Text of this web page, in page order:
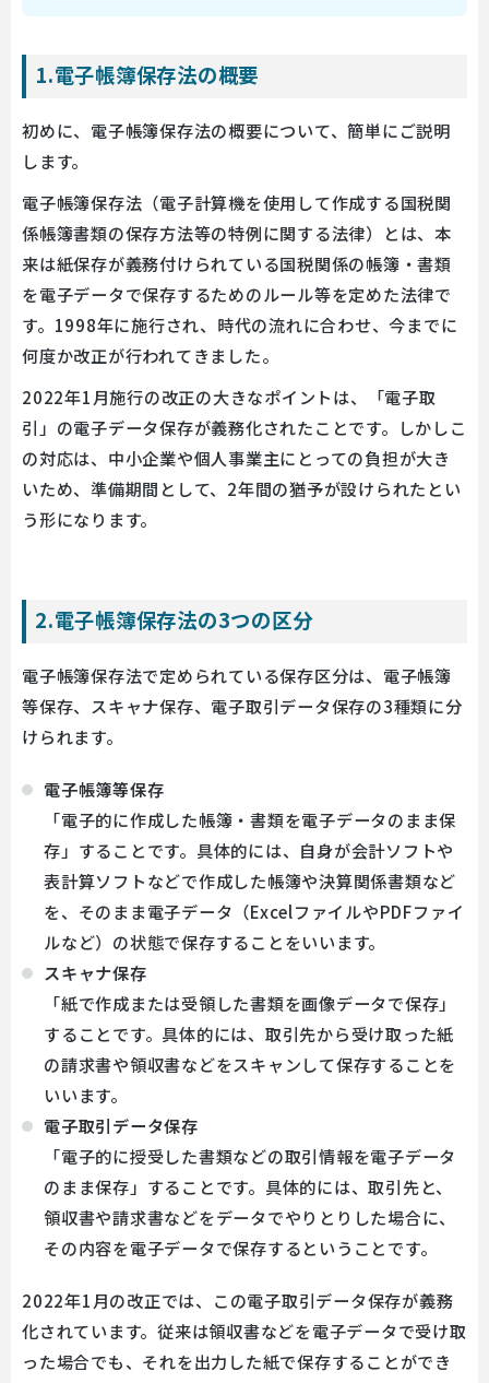
1.電子帳簿保存法の概要
初めに、電子帳簿保存法の概要について、簡単にご説明
します。
電子帳簿保存法（電子計算機を使用して作成する国税関
係帳簿書類の保存方法等の特例に関する法律）とは、本
来は紙保存が義務付けられている国税関係の帳簿・書類
を電子データで保存するためのルール等を定めた法律で
す。1998年に施行され、時代の流れに合わせ、今までに
何度か改正が行われてきました。
2022年1月施行の改正の大きなポイントは、「電子取
引」の電子データ保存が義務化されたことです。しかしこ
の対応は、中小企業や個人事業主にとっての負担が大き
いため、準備期間として、2年間の猶予が設けられたとい
う形になります。
2.電子帳簿保存法の3つの区分
電子帳簿保存法で定められている保存区分は、電子帳簿
等保存、スキャナ保存、電子取引データ保存の3種類に分
けられます。
電子帳簿等保存
「電子的に作成した帳簿・書類を電子データのまま保
存」することです。具体的には、自身が会計ソフトや
表計算ソフトなどで作成した帳簿や決算関係書類など
を、そのまま電子データ（ExcelファイルやPDFファイ
ルなど）の状態で保存することをいいます。
スキャナ保存
「紙で作成または受領した書類を画像データで保存」
することです。具体的には、取引先から受け取った紙
の請求書や領収書などをスキャンして保存することを
いいます。
電子取引データ保存
「電子的に授受した書類などの取引情報を電子データ
のまま保存」することです。具体的には、取引先と、
領収書や請求書などをデータでやりとりした場合に、
その内容を電子データで保存するということです。
2022年1月の改正では、この電子取引データ保存が義務
化されています。従来は領収書などを電子データで受け取
った場合でも、それを出力した紙で保存することができ